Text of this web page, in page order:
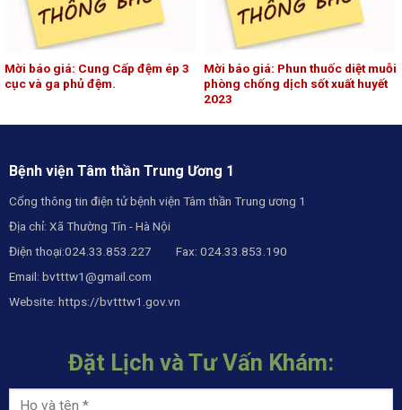
Mời báo giá: Cung Cấp đệm ép 3
cục và ga phủ đệm.
Mời báo giá: Phun thuốc diệt muỗi
phòng chống dịch sốt xuất huyết
2023
Bệnh viện Tâm thần Trung Ương 1
Cổng thông tin điện tử bệnh viện Tâm thần Trung ương 1
Địa chỉ: Xã Thường Tín - Hà Nội
Điện thoại:024.33.853.227 Fax: 024.33.853.190
Email: bvtttw1@gmail.com
Website: https://bvtttw1.gov.vn
Đặt Lịch và Tư Vấn Khám: